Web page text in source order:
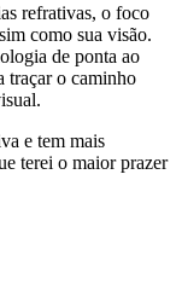
refrativas, o foco
como sua visão.
de ponta ao
traçar o caminho
e tem mais
terei o maior prazer